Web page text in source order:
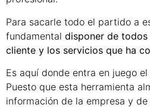
Para sacarle todo el partido a
fundamental disponer de
cliente y los servicios que ha
Es aquí donde entra en juego el
Puesto que esta herramienta
información de la empresa y